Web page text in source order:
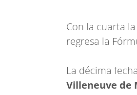
Con la cuarta
regresa la
La décima
Villeneuve de